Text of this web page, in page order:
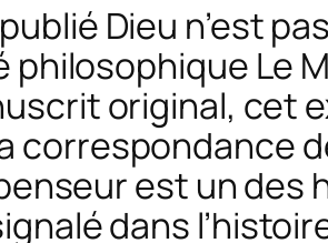
Dieu n’est
philosophique Le
original, cet
correspondance
est un des
dans